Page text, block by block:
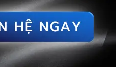
【 Địa Chỉ 】Dán Phim